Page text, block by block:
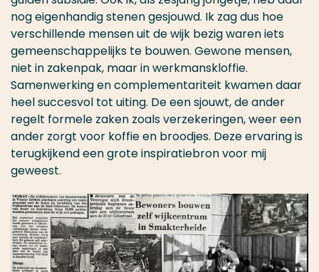
nog eigenhandig stenen gesjouwd. Ik zag dus hoe
verschillende mensen uit de wijk bezig waren iets
gemeenschappelijks te bouwen. Gewone mensen,
niet in zakenpak, maar in werkmanskloffie.
Samenwerking en complementariteit kwamen daar
heel succesvol tot uiting. De een sjouwt, de ander
regelt formele zaken zoals verzekeringen, weer een
ander zorgt voor koffie en broodjes. Deze ervaring is
terugkijkend een grote inspiratiebron voor mij
geweest.